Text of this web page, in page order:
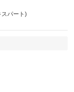
パート)